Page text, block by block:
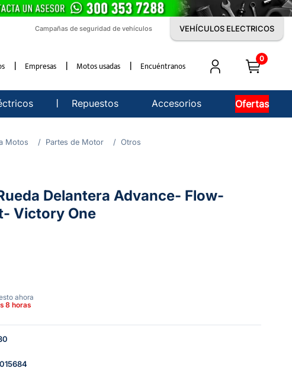
Campañas de seguridad de vehículos VEHÍCULOS ELECTRICOS
Empresas Motos usadas Encuéntranos
0
Repuestos Accesorios Ofertas
Motos Partes de Motor Otros
Delantera Advance- Flow-
Victory One
ahora
8 horas